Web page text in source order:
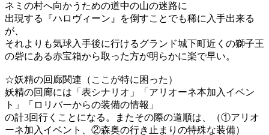
ネミの村へ向かうための道中の山の迷路に
出現する『ハロヴィーン』を倒すことでも稀に入手出来る
が、
それよりも気球入手後に行けるグランド城下町近くの獅子王
の砦にある赤宝箱から取った方が明らかに楽で早い。
☆妖精の回廊関連（ここが特に困った）
妖精の回廊には「表シナリオ」「アリオーネ本加入イベン
ト」「ロリバーからの装備の情報」
の計3回行くことになる。またその際の道順は、（①アリオ
ーネ加入イベント、②森奥の行き止まりの特殊な装備）